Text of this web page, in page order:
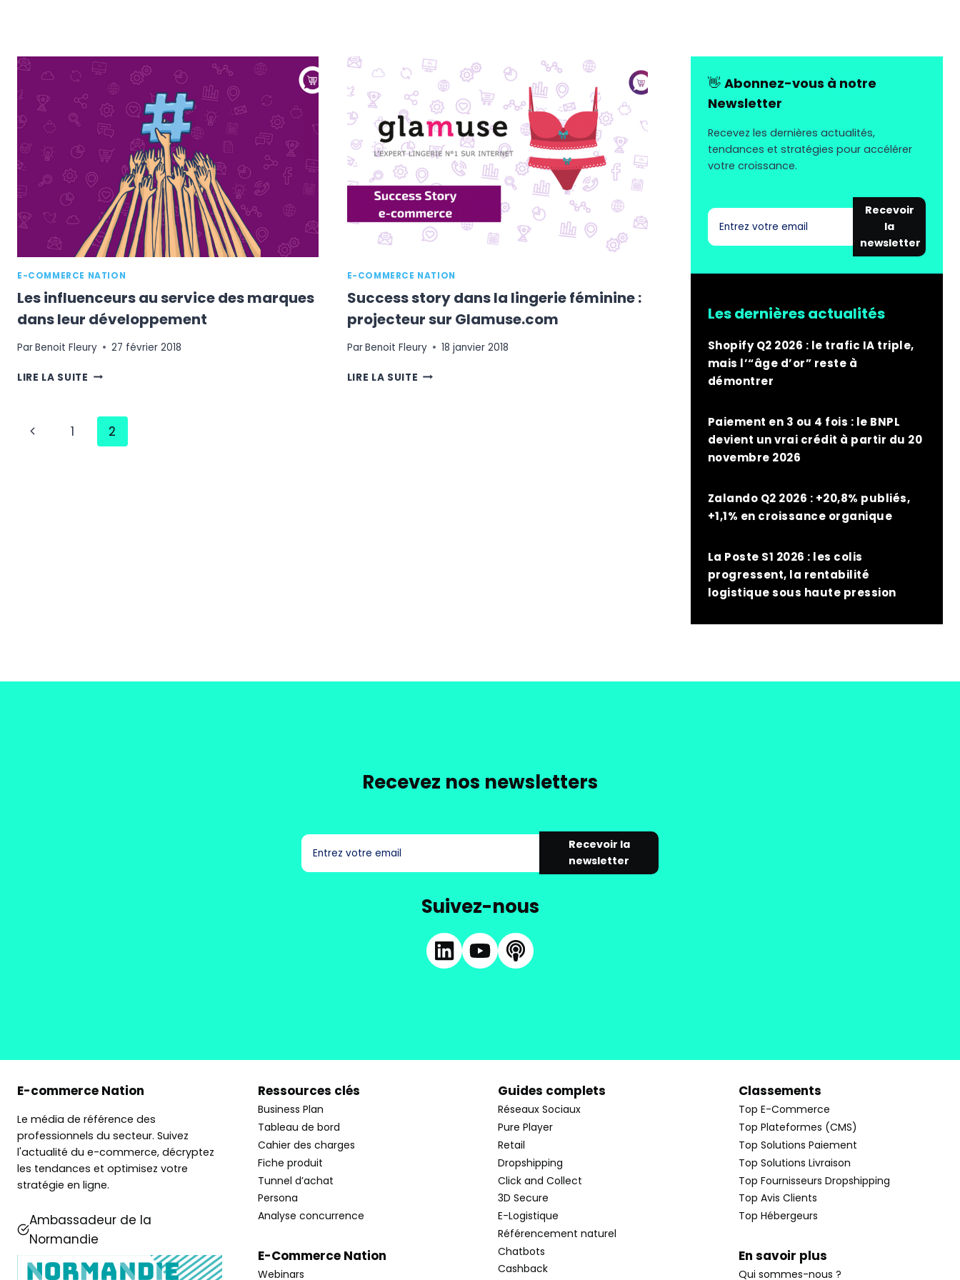
E-COMMERCE NATION
Les influenceurs au service des marques
dans leur développement
ParBenoit Fleury 27 février 2018
LIRE LA SUITE LES
SERVICE
MARQUES
E-COMMERCE NATION
Success story dans la lingerie féminine :
projecteur sur Glamuse.com
ParBenoit Fleury 18 janvier 2018
LIRE LA SUITE SUCCESS
Navigation
Page
1 2
👋 Abonnez-vous à notre
Newsletter
Recevez les dernières actualités,
tendances et stratégies pour accélérer
votre croissance.
Recevoir
la
newsletter
Les dernières actualités
Shopify Q2 2026 : le trafic IA triple,
mais l’“âge d’or” reste à
démontrer
Paiement en 3 ou 4 fois : le BNPL
devient un vrai crédit à partir du 20
novembre 2026
Zalando Q2 2026 : +20,8% publiés,
+1,1% en croissance organique
La Poste S1 2026 : les colis
progressent, la rentabilité
logistique sous haute pression
Recevez nos newsletters
Recevoir la
newsletter
Suivez-nous
E-commerce Nation
Le média de référence des
professionnels du secteur. Suivez
l'actualité du e-commerce, décryptez
les tendances et optimisez votre
stratégie en ligne.
Ambassadeur de la
Normandie
Ressources clés
Business Plan
Tableau de bord
Cahier des charges
Fiche produit
Tunnel d’achat
Persona
Analyse concurrence
E-Commerce Nation
Webinars
Guides complets
Réseaux Sociaux
Pure Player
Retail
Dropshipping
Click and Collect
3D Secure
E-Logistique
Référencement naturel
Chatbots
Cashback
Classements
Top E-Commerce
Top Plateformes (CMS)
Top Solutions Paiement
Top Solutions Livraison
Top Fournisseurs Dropshipping
Top Avis Clients
Top Hébergeurs
En savoir plus
Qui sommes-nous ?